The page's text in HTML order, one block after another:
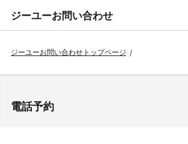
ジーユーお問い合わせ
ジーユーお問い合わせトップページ /
電話予約